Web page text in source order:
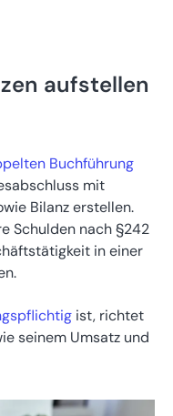
aufstellen
Buchführung
mit
Bilanz erstellen.
Schulden nach §242
in einer
ist, richtet
seinem Umsatz und